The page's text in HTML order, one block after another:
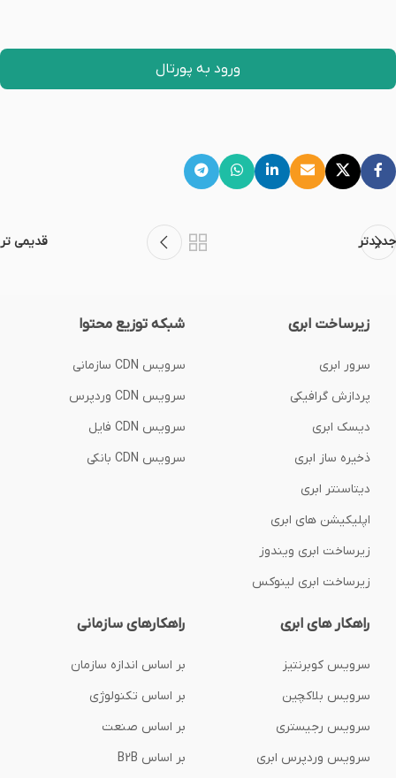
ورود به پورتال
جدیدتر قدیمی تر
زیرساخت ابری
سرور ابری
پردازش گرافیکی
دیسک ابری
ذخیره ساز ابری
دیتاسنتر ابری
اپلیکیشن های ابری
زیرساخت ابری ویندوز
زیرساخت ابری لینوکس
شبکه توزیع محتوا
سرویس CDN سازمانی
سرویس CDN وردپرس
سرویس CDN فایل
سرویس CDN بانکی
راهکار های ابری
سرویس کوبرنتیز
سرویس بلاکچین
سرویس رجیستری
سرویس وردپرس ابری
راهکارهای سازمانی
بر اساس اندازه سازمان
بر اساس تکنولوژی
بر اساس صنعت
بر اساس B2B